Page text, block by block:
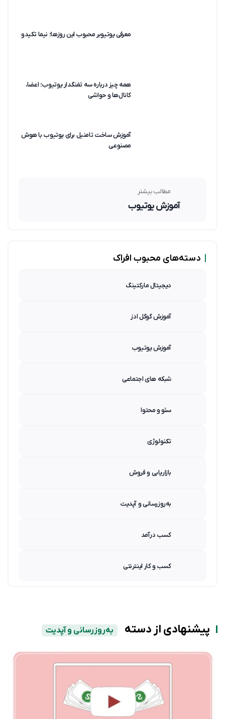
معرفی یوتیوبر محبوب این روزها؛ نیما تکیدو
همه چیز درباره سه تفنگدار یوتیوب؛ اعضا،
کانال‌ها و حواشی
آموزش ساخت تامنیل برای یوتیوب با هوش
مصنوعی
مطالب بیشتر
آموزش یوتیوب
دسته‌های محبوب افراک
دیجیتال مارکتینگ
آموزش گوگل ادز
آموزش یوتیوب
شبکه های اجتماعی
سئو و محتوا
تکنولوژی
بازاریابی و فروش
به‌روزرسانی و آپدیت
کسب درآمد
کسب و کار اینترنتی
پیشنهادی از دسته به‌روزرسانی و آپدیت